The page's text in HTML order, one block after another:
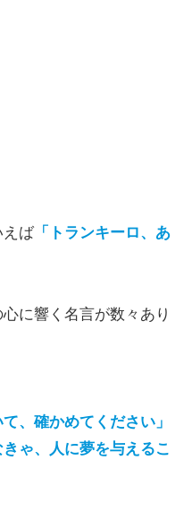
えば「トランキーロ、あ
に響く名言が数々あり
、確かめてください」
ゃ、人に夢を与えるこ